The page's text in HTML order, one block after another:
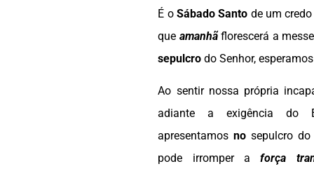
É oSábado Santo de um
que amanhãflorescerá a
sepulcro do Senhor,
Ao sentir nossa própria
adiante a exigência do
apresentamosno sepulcro
pode irromper aforça